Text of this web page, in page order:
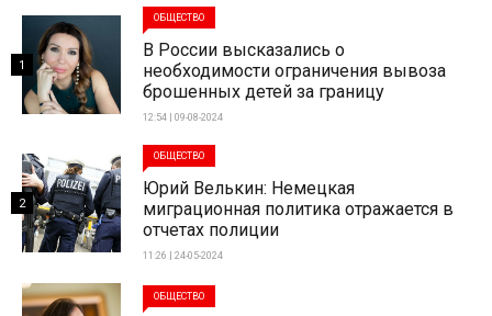
ОБЩЕСТВО
В России высказались о
необходимости ограничения вывоза
брошенных детей за границу
12:54 | 09-08-2024
1
ОБЩЕСТВО
Юрий Велькин: Немецкая
миграционная политика отражается в
отчетах полиции
11:26 | 24-05-2024
2
ОБЩЕСТВО